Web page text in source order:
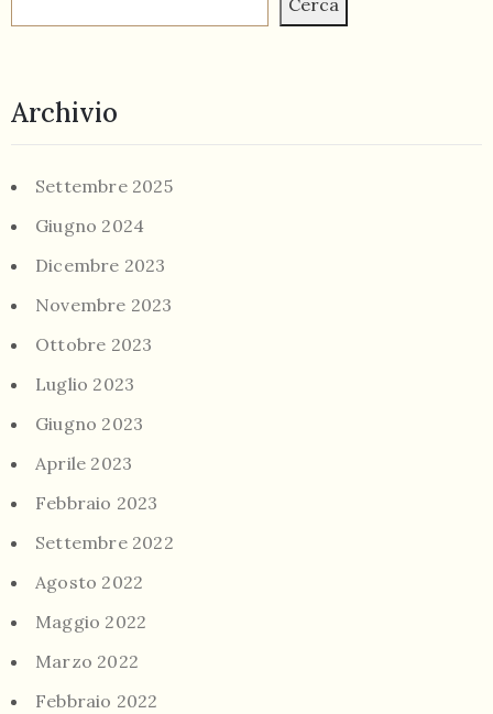
Archivio
Settembre 2025
Giugno 2024
Dicembre 2023
Novembre 2023
Ottobre 2023
Luglio 2023
Giugno 2023
Aprile 2023
Febbraio 2023
Settembre 2022
Agosto 2022
Maggio 2022
Marzo 2022
Febbraio 2022